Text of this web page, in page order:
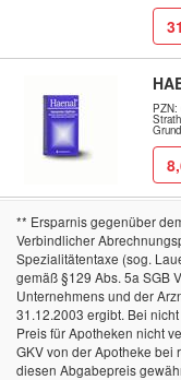
PZN:
** Ersparnis gegenüber
Verbindlicher
Spezialitätentaxe (sog.
gemäß §129 Abs. 5a SGB
Unternehmens und der
31.12.2003 ergibt. Bei
Preis für Apotheken nicht
GKV von der Apotheke bei
diesen Abgabepreis